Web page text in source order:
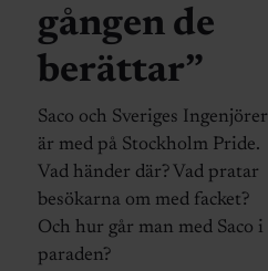
gången de
berättar”
Saco och Sveriges Ingenjörer
är med på Stockholm Pride.
Vad händer där? Vad pratar
besökarna om med facket?
Och hur går man med Saco i
paraden?